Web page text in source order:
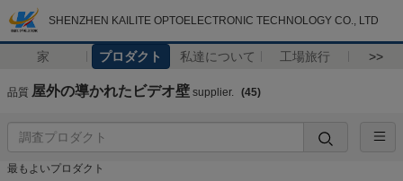
SHENZHEN KAILITE OPTOELECTRONIC TECHNOLOGY CO., LTD
家 プロダクト 私達について 工場旅行 >>
品質 屋外の導かれたビデオ壁 supplier. (45)
最もよいプロダクト